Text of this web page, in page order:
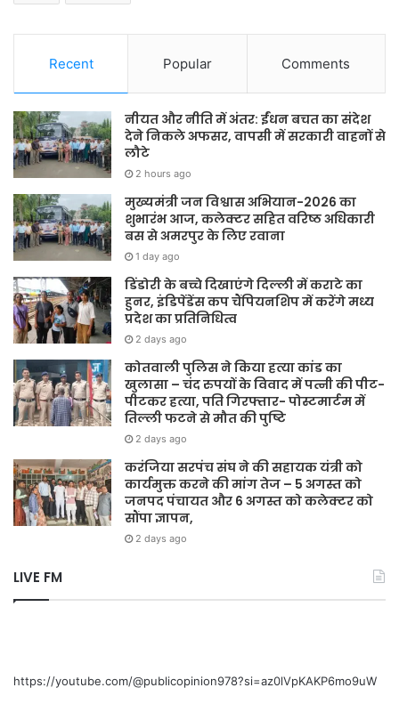
Recent Popular Comments
नीयत और नीति में अंतर: ईंधन बचत का संदेश
देने निकले अफसर, वापसी में सरकारी वाहनों से
लौटे
2 hours ago
मुख्यमंत्री जन विश्वास अभियान-2026 का
शुभारंभ आज, कलेक्टर सहित वरिष्ठ अधिकारी
बस से अमरपुर के लिए रवाना
1 day ago
डिंडोरी के बच्चे दिखाएंगे दिल्ली में कराटे का
हुनर, इंडिपेंडेंस कप चैंपियनशिप में करेंगे मध्य
प्रदेश का प्रतिनिधित्व
2 days ago
कोतवाली पुलिस ने किया हत्या कांड का
खुलासा – चंद रुपयों के विवाद में पत्नी की पीट-
पीटकर हत्या, पति गिरफ्तार- पोस्टमार्टम में
तिल्ली फटने से मौत की पुष्टि
2 days ago
करंजिया सरपंच संघ ने की सहायक यंत्री को
कार्यमुक्त करने की मांग तेज – 5 अगस्त को
जनपद पंचायत और 6 अगस्त को कलेक्टर को
सौंपा ज्ञापन,
2 days ago
LIVE FM
https://youtube.com/@publicopinion978?si=az0lVpKAKP6mo9uW